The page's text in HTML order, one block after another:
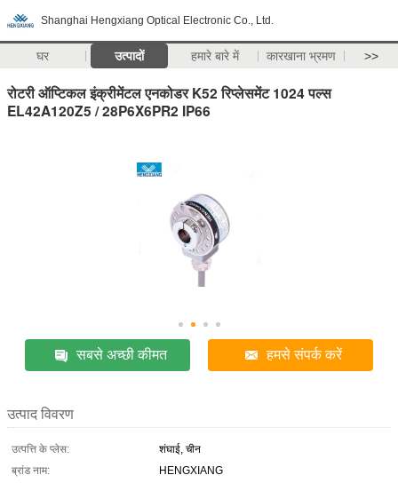
Shanghai Hengxiang Optical Electronic Co., Ltd.
घर उत्पादों हमारे बारे में कारखाना भ्रमण >>
रोटरी ऑप्टिकल इंक्रीमेंटल एनकोडर K52 रिप्लेसमेंट 1024 पल्स
EL42A120Z5 / 28P6X6PR2 IP66
सबसे अच्छी कीमत हमसे संपर्क करें
उत्पाद विवरण
उत्पत्ति के प्लेस:
शंघाई, चीन
ब्रांड नाम:
HENGXIANG